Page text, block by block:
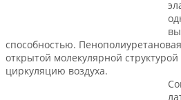
способностью.
открытой молекулярной
циркуляцию воздуха.